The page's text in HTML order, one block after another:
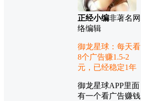
正经小编非著名网
络编辑
御龙星球：每天看
8个广告赚1.5-2
元，已经稳定1年
御龙星球APP里面
有一个看广告赚钱